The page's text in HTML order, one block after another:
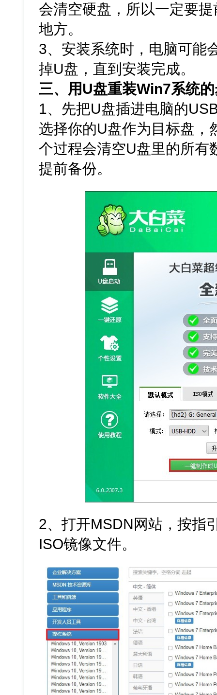
会清空硬盘，所以一定要
地方。
3、安装系统时，电脑可能
掉U盘，直到安装完成。
三、用U盘重装Win7系统
1、先把U盘插进电脑的
选择你的U盘作为目标盘，
个过程会清空U盘里的所有
提前备份。
2、打开MSDN网站，按指
ISO镜像文件。